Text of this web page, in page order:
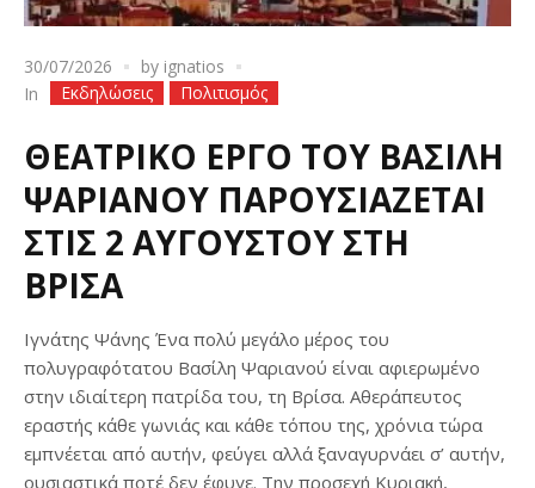
30/07/2026 by ignatios
In
Εκδηλώσεις Πολιτισμός
ΘΕΑΤΡΙΚΟ ΕΡΓΟ ΤΟΥ ΒΑΣΙΛΗ
ΨΑΡΙΑΝΟΥ ΠΑΡΟΥΣΙΑΖΕΤΑΙ
ΣΤΙΣ 2 ΑΥΓΟΥΣΤΟΥ ΣΤΗ
ΒΡΙΣΑ
Ιγνάτης Ψάνης Ένα πολύ μεγάλο μέρος του
πολυγραφότατου Βασίλη Ψαριανού είναι αφιερωμένο
στην ιδιαίτερη πατρίδα του, τη Βρίσα. Αθεράπευτος
εραστής κάθε γωνιάς και κάθε τόπου της, χρόνια τώρα
εμπνέεται από αυτήν, φεύγει αλλά ξαναγυρνάει σ’ αυτήν,
ουσιαστικά ποτέ δεν έφυγε. Την προσεχή Κυριακή,